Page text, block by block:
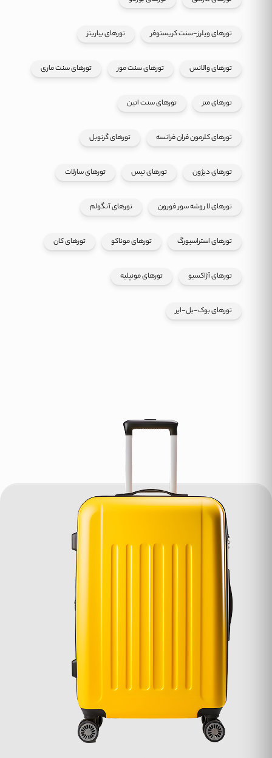
تورهای ویلرز-سنت کریستوفر تورهای بیاریتز
تورهای والانس تورهای سنت مور تورهای سنت ماری
تورهای متز تورهای سنت اتین
تورهای کلرمون فران فرانسه تورهای گرنوبل
تورهای دیژون تورهای نیس تورهای سارلات
تورهای لا روشه سور فورون تورهای آنگولم
تورهای استراسبورگ تورهای موناکو تورهای کان
تورهای آژاکسیو تورهای مونپلیه
تورهای بوک-بل-ایر